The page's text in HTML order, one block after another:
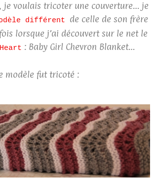
je voulais tricoter une couverture… je
différent de celle de son frère
lorsque j’ai découvert sur le net le
: Baby Girl Chevron Blanket…
modèle fut tricoté :